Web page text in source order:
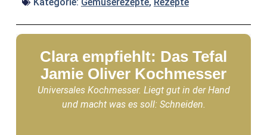
Kategorie: Gemüserezepte, Rezepte
Clara empfiehlt: Das Tefal
Jamie Oliver Kochmesser
Universales Kochmesser. Liegt gut in der Hand
und macht was es soll: Schneiden.